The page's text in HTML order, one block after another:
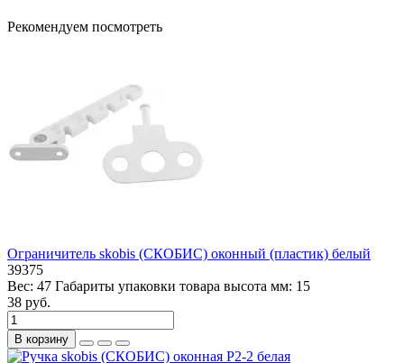
Рекомендуем посмотреть
Ограничитель skobis (СКОБИС) оконный (пластик) белый
39375
Вес: 47 Габариты упаковки товара высота мм: 15
38 руб.
В корзину